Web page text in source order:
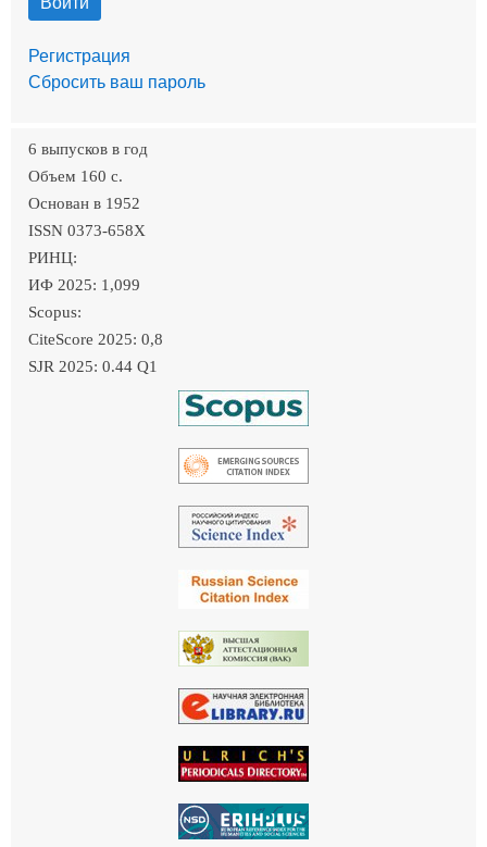
Регистрация
Сбросить ваш пароль
6 выпусков в год
Объем 160 c.
Основан в 1952
ISSN 0373-658X
РИНЦ:
ИФ 2025: 1,099
Scopus:
CiteScore 2025: 0,8
SJR 2025: 0.44 Q1